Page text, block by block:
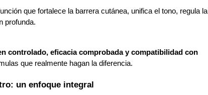
que fortalece la barrera cutánea, unifica el tono, regula la
profunda.
controlado, eficacia comprobada y compatibilidad con
que realmente hagan la diferencia.
un enfoque integral